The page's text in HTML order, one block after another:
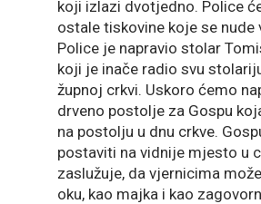
koji izlazi dvotjedno. Police
ostale tiskovine koje se nude
Police je napravio stolar
koji je inače radio svu
župnoj crkvi. Uskoro ćemo
drveno postolje za Gospu
na postolju u dnu crkve.
postaviti na vidnije mjesto u
zaslužuje, da vjernicima
oku, kao majka i kao